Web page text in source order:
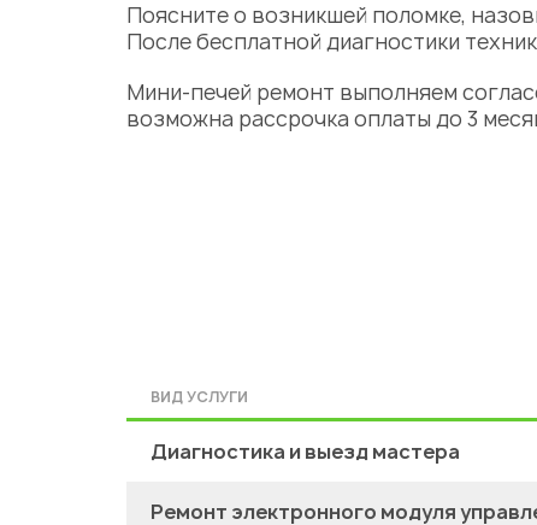
Поясните о возникшей поломке,
После бесплатной диагностики
Мини-печей ремонт выполняем
возможна рассрочка оплаты до 3
ВИД УСЛУГИ
Диагностика и выезд мастера
Ремонт электронного модуля